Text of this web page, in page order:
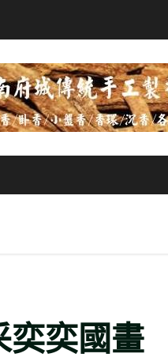
奕奕國畫